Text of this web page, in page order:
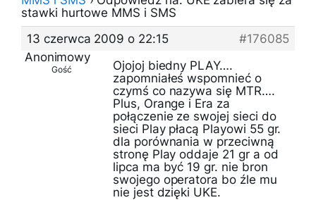
stawki hurtowe MMS i SMS
13 czerwca 2009 o 22:15
#176085
Anonimowy
Gość
Ojojoj biedny PLAY….
zapomniałeś wspomnieć o
czymś co nazywa się MTR….
Plus, Orange i Era za
połączenie ze swojej sieci do
sieci Play płacą Playowi 55 gr.
dla porównania w przeciwną
stronę Play oddaje 21 gr a od
lipca ma być 19 gr. nie bron
swojego operatora bo źle mu
nie jest dzięki UKE.